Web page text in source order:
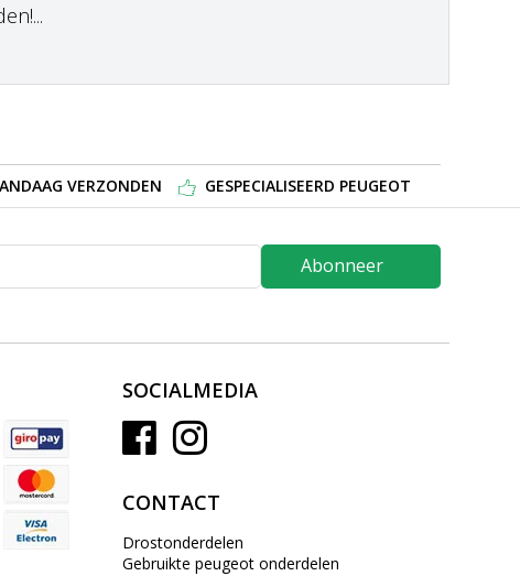
VERZONDEN GESPECIALISEERD PEUGEOT
Abonneer
SOCIALMEDIA
CONTACT
Drostonderdelen
Gebruikte peugeot onderdelen